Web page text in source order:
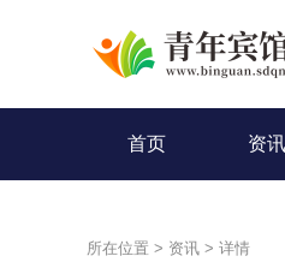
首页 资讯
所在位置 > 资讯 > 详情